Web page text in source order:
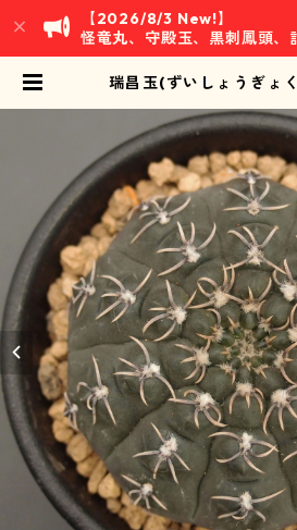
【2026/8/3 New!】
怪竜丸、守殿玉、黒刺鳳頭、
瑞昌玉(ずいしょうぎょ
AN RYOKU